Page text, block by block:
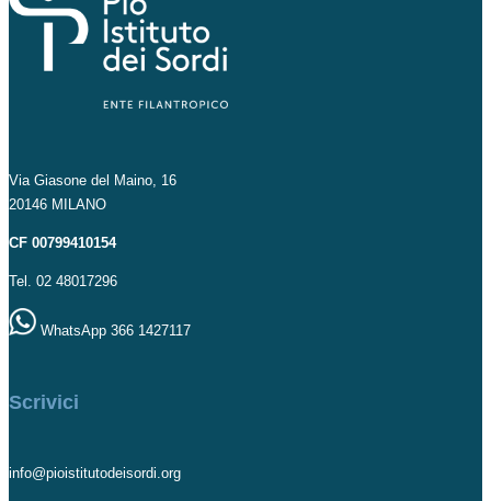
Via Giasone del Maino, 16
20146 MILANO
CF 00799410154
Tel. 02 48017296
WhatsApp 366 1427117
Scrivici
info@pioistitutodeisordi.org